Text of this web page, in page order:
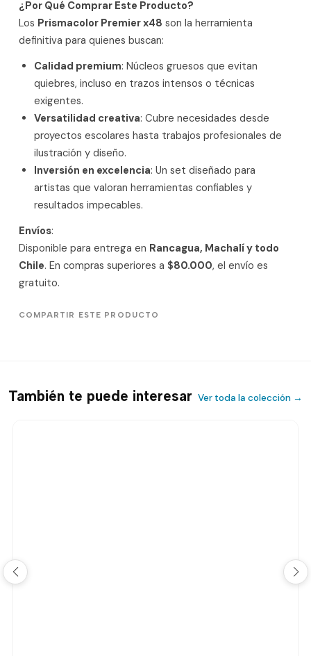
¿Por Qué Comprar Este Producto?
Los Prismacolor Premier x48 son la herramienta
definitiva para quienes buscan:
Calidad premium: Núcleos gruesos que evitan
quiebres, incluso en trazos intensos o técnicas
exigentes.
Versatilidad creativa: Cubre necesidades desde
proyectos escolares hasta trabajos profesionales de
ilustración y diseño.
Inversión en excelencia: Un set diseñado para
artistas que valoran herramientas confiables y
resultados impecables.
Envíos:
Disponible para entrega en Rancagua, Machalí y todo
Chile. En compras superiores a $80.000, el envío es
gratuito.
COMPARTIR ESTE PRODUCTO
También te puede interesar Ver toda la colección →